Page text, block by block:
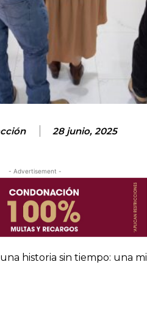
28 junio, 2025
- Advertisement -
historia sin tiempo: una